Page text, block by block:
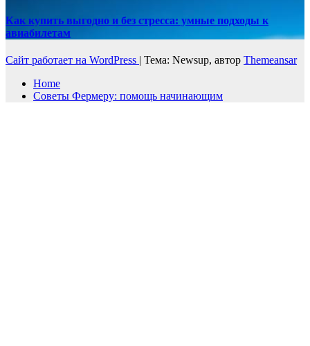
Как купить выгодно и без стресса: умные подходы к
авиабилетам
Сайт работает на WordPress Тема: Newsup, автор Themeansar
Home
Советы Фермеру: помощь начинающим